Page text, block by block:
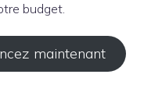
budget.
maintenant